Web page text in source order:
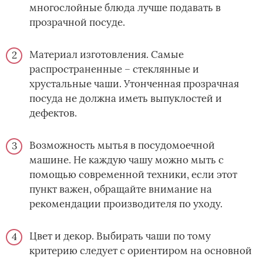
многослойные блюда лучше подавать в
прозрачной посуде.
Материал изготовления. Самые
распространенные – стеклянные и
хрустальные чаши. Утонченная прозрачная
посуда не должна иметь выпуклостей и
дефектов.
Возможность мытья в посудомоечной
машине. Не каждую чашу можно мыть с
помощью современной техники, если этот
пункт важен, обращайте внимание на
рекомендации производителя по уходу.
Цвет и декор. Выбирать чаши по тому
критерию следует с ориентиром на основной